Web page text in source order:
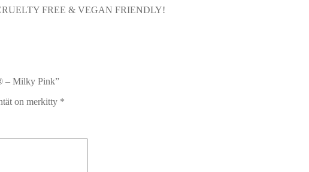
FREE & VEGAN FRIENDLY!
– Milky Pink”
on merkitty *